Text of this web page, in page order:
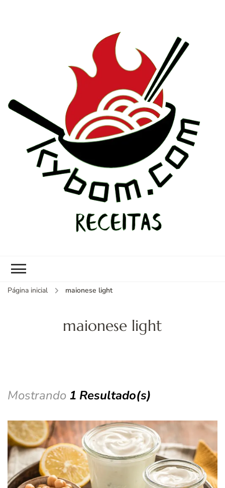
Página inicial maionese light
maionese light
Mostrando 1 Resultado(s)